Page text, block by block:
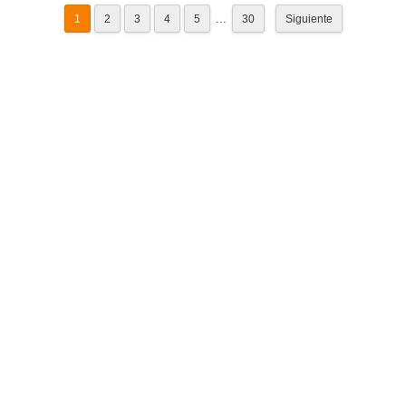
1 2 3 4 5 ... 30 Siguiente